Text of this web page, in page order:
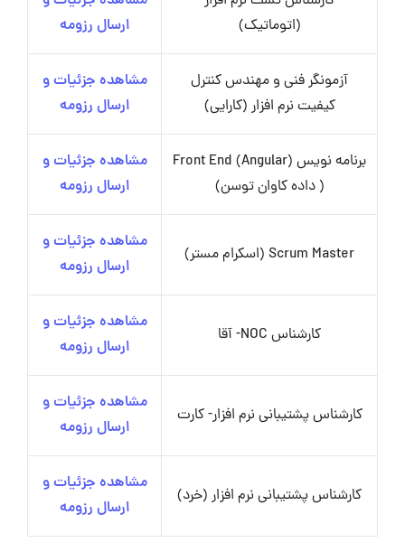
(اتوماتیک)
ارسال رزومه
آزمونگر فنی و مهندس کنترل
کیفیت نرم افزار (کارایی)
مشاهده جزئیات و
ارسال رزومه
برنامه نویس Front End (Angular)
( داده کاوان توسن)
مشاهده جزئیات و
ارسال رزومه
Scrum Master (اسکرام مستر)
مشاهده جزئیات و
ارسال رزومه
کارشناس NOC- آقا
مشاهده جزئیات و
ارسال رزومه
کارشناس پشتیبانی نرم افزار- کارت
مشاهده جزئیات و
ارسال رزومه
کارشناس پشتیبانی نرم افزار (خرد)
مشاهده جزئیات و
ارسال رزومه